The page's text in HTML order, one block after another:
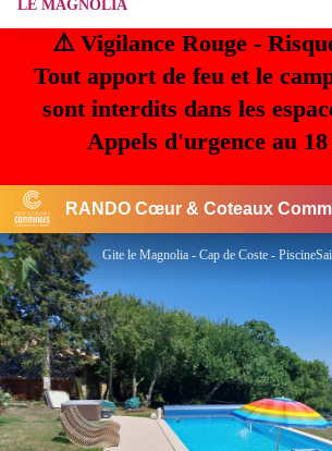
⚠️ Vigilance Rouge -
Tout apport de feu et le
sont interdits dans les
Appels d'urgence au 18
RANDO Cœur & Coteaux
LE MAGNOLIA